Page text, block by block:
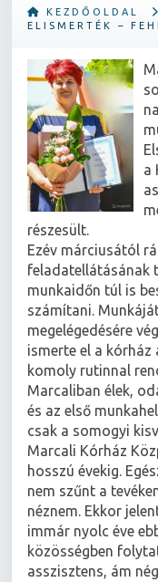
KEZDŐOLDAL
ELISMERTÉK –
a
részesült.
Ezév márciusától
feladatellátásának
munkaidőn túl is
számítani.
megelégedésére
ismerte el a kórház
komoly rutinnal
Marcaliban élek,
és az első
csak a somogyi
Marcali Kórház
hosszú évekig.
nem szűnt a
néznem. Ekkor
immár nyolc éve
közösségben
asszisztens, ám